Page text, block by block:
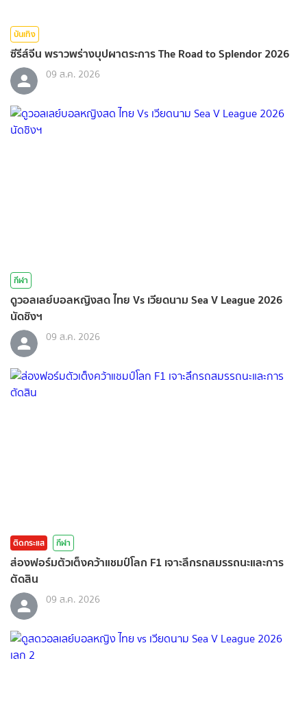
บันเทิง
ซีรีส์จีน พราวพร่างบุปผาตระการ The Road to Splendor 2026
09 ส.ค. 2026
กีฬา
ดูวอลเลย์บอลหญิงสด ไทย Vs เวียดนาม Sea V League 2026
นัดชิงฯ
09 ส.ค. 2026
ติดกระแส กีฬา
ส่องฟอร์มตัวเต็งคว้าแชมป์โลก F1 เจาะลึกรถสมรรถนะและการ
ตัดสิน
09 ส.ค. 2026